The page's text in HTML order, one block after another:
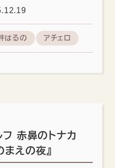
はるの アチェロ
赤鼻のトナカ
えの夜』